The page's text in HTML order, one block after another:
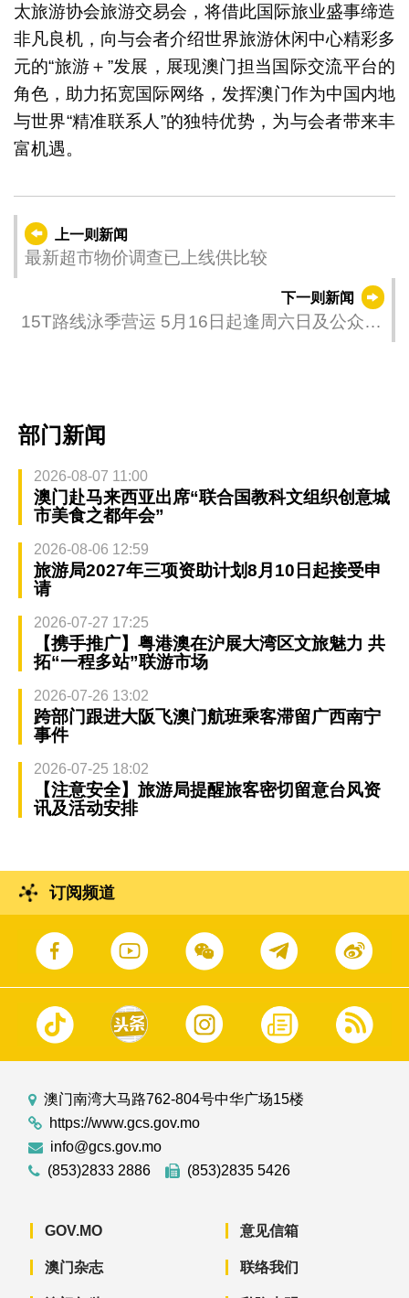
太旅游协会旅游交易会，将借此国际旅业盛事缔造
非凡良机，向与会者介绍世界旅游休闲中心精彩多
元的“旅游＋”发展，展现澳门担当国际交流平台的
角色，助力拓宽国际网络，发挥澳门作为中国内地
与世界“精准联系人”的独特优势，为与会者带来丰
富机遇。
上一则新闻
最新超市物价调查已上线供比较
下一则新闻
15T路线泳季营运 5月16日起逢周六日及公众假
部门新闻
2026-08-07 11:00
澳门赴马来西亚出席“联合国教科文组织创意城
市美食之都年会”
2026-08-06 12:59
旅游局2027年三项资助计划8月10日起接受申
请
2026-07-27 17:25
【携手推广】粤港澳在沪展大湾区文旅魅力 共
拓“一程多站”联游市场
2026-07-26 13:02
跨部门跟进大阪飞澳门航班乘客滞留广西南宁
事件
2026-07-25 18:02
【注意安全】旅游局提醒旅客密切留意台风资
讯及活动安排
订阅频道
澳门南湾大马路762-804号中华广场15楼
https://www.gcs.gov.mo
info@gcs.gov.mo
(853)2833 2886
(853)2835 5426
GOV.MO
澳门杂志
意见信箱
联络我们